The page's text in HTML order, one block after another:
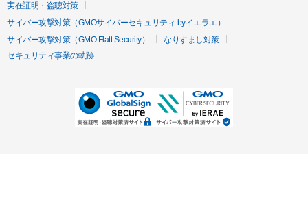
実在証明・盗聴対策
サイバー攻撃対策（GMOサイバーセキュリティ byイエラエ）
サイバー攻撃対策（GMO Flatt Security）
なりすまし対策
セキュリティ事業の軌跡